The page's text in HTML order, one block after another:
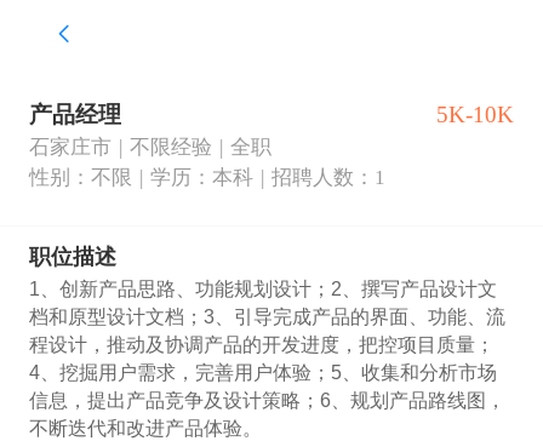
产品经理 5K-10K
石家庄市 不限经验
全职
性别：不限
学历：本科 招聘人数：1
职位描述
1、创新产品思路、功能规划设计；2、撰写产品设计文
档和原型设计文档；3、引导完成产品的界面、功能、流
程设计，推动及协调产品的开发进度，把控项目质量；
4、挖掘用户需求，完善用户体验；5、收集和分析市场
信息，提出产品竞争及设计策略；6、规划产品路线图，
不断迭代和改进产品体验。